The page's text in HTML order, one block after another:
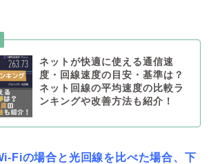
ネットが快適に使える通信速
度・回線速度の目安・基準は？
ネット回線の平均速度の比較ラ
ンキングや改善方法も紹介！
Fiの場合と光回線を比べた場合、下